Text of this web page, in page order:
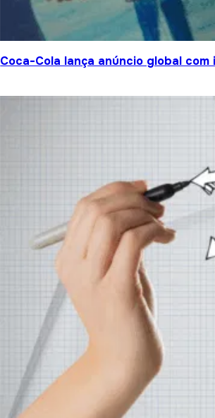
Coca-Cola lança anúncio global